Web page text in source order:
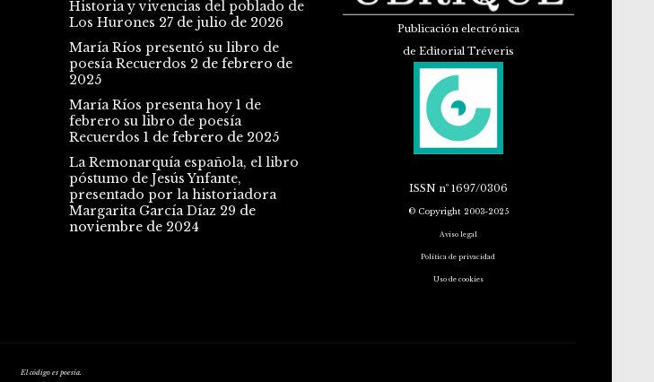
Historia y vivencias del poblado de
Los Hurones 27 de julio de 2026
María Ríos presentó su libro de
poesía Recuerdos 2 de febrero de
2025
María Ríos presenta hoy 1 de
febrero su libro de poesía
Recuerdos 1 de febrero de 2025
La Remonarquía española, el libro
póstumo de Jesús Ynfante,
presentado por la historiadora
Margarita García Díaz 29 de
noviembre de 2024
Publicación electrónica
de Editorial Tréveris
ISSNnº 1697/0306
© Copyright 2003-2025
Aviso legal
Política de privacidad
Uso de cookies
El código es poesía.